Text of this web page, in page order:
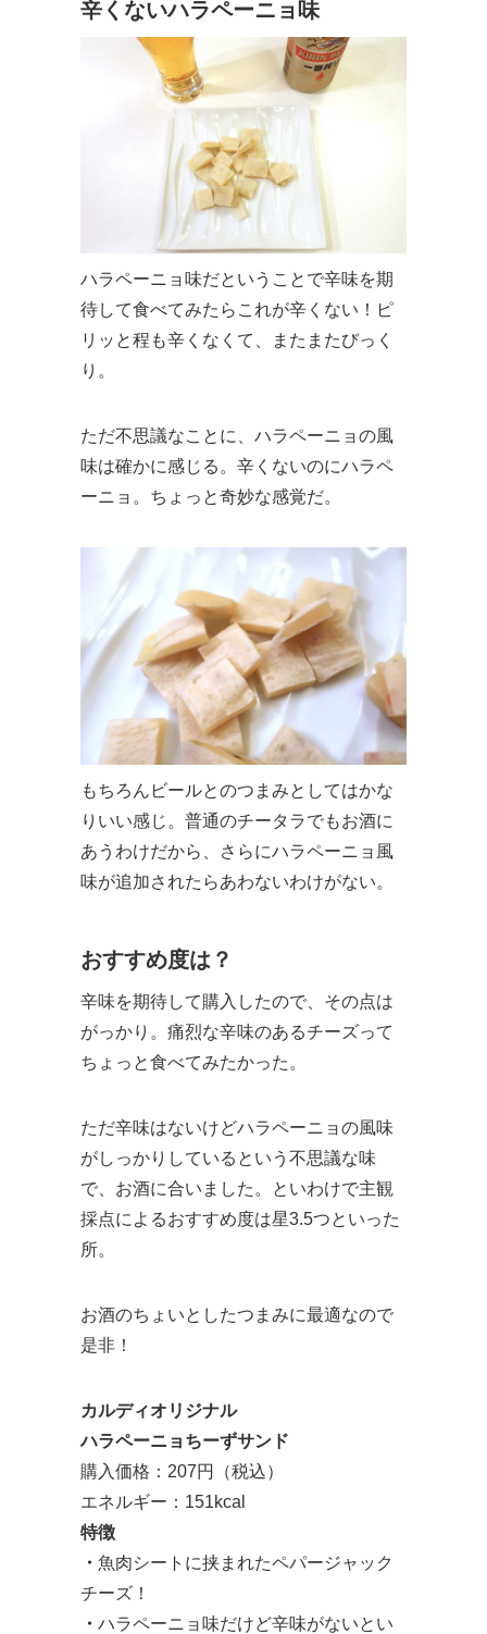
辛くないハラペーニョ味
ハラペーニョ味だということで辛味を期
待して食べてみたらこれが辛くない！ピ
リッと程も辛くなくて、またまたびっく
り。
ただ不思議なことに、ハラペーニョの風
味は確かに感じる。辛くないのにハラペ
ーニョ。ちょっと奇妙な感覚だ。
もちろんビールとのつまみとしてはかな
りいい感じ。普通のチータラでもお酒に
あうわけだから、さらにハラペーニョ風
味が追加されたらあわないわけがない。
おすすめ度は？
辛味を期待して購入したので、その点は
がっかり。痛烈な辛味のあるチーズって
ちょっと食べてみたかった。
ただ辛味はないけどハラペーニョの風味
がしっかりしているという不思議な味
で、お酒に合いました。といわけで主観
採点によるおすすめ度は星3.5つといった
所。
お酒のちょいとしたつまみに最適なので
是非！
カルディオリジナル
ハラペーニョちーずサンド
購入価格：207円（税込）
エネルギー：151kcal
特徴
・ 魚肉シートに挟まれたペパージャック
チーズ！
・ ハラペーニョ味だけど辛味がないとい